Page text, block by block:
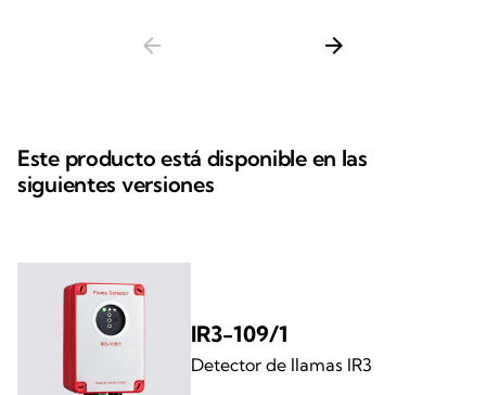
arrow_back arrow_forward
Este producto está disponible en las
siguientes versiones
IR3-109/1
Detector de llamas IR3